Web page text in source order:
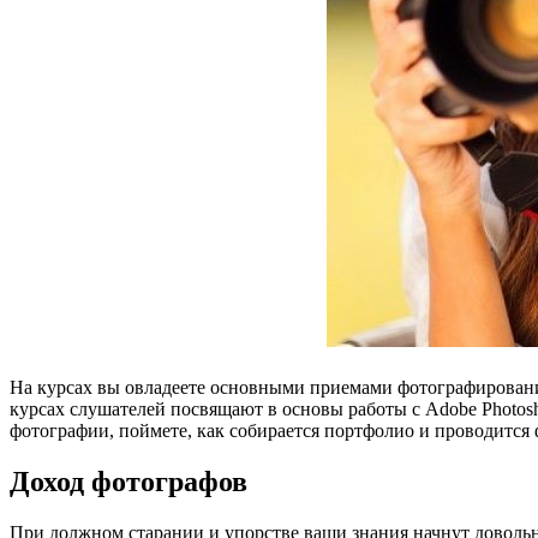
На курсах вы овладеете основными приемами
курсах слушателей посвящают в основы работы с Adobe
фотографии, поймете, как собирается портфолио и проводится
Доход фотографов
При должном старании и упорстве ваши знания начнут